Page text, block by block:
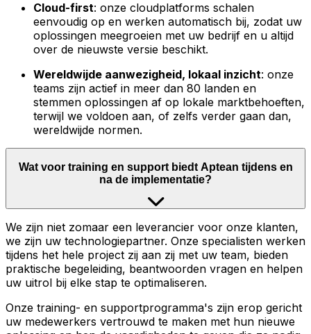
Cloud-first: onze cloudplatforms schalen
eenvoudig op en werken automatisch bij, zodat uw
oplossingen meegroeien met uw bedrijf en u altijd
over de nieuwste versie beschikt.
Wereldwijde aanwezigheid, lokaal inzicht: onze
teams zijn actief in meer dan 80 landen en
stemmen oplossingen af op lokale marktbehoeften,
terwijl we voldoen aan, of zelfs verder gaan dan,
wereldwijde normen.
Wat voor training en support biedt Aptean tijdens en
na de implementatie?
We zijn niet zomaar een leverancier voor onze klanten,
we zijn uw technologiepartner. Onze specialisten werken
tijdens het hele project zij aan zij met uw team, bieden
praktische begeleiding, beantwoorden vragen en helpen
uw uitrol bij elke stap te optimaliseren.
Onze training- en supportprogramma's zijn erop gericht
uw medewerkers vertrouwd te maken met hun nieuwe